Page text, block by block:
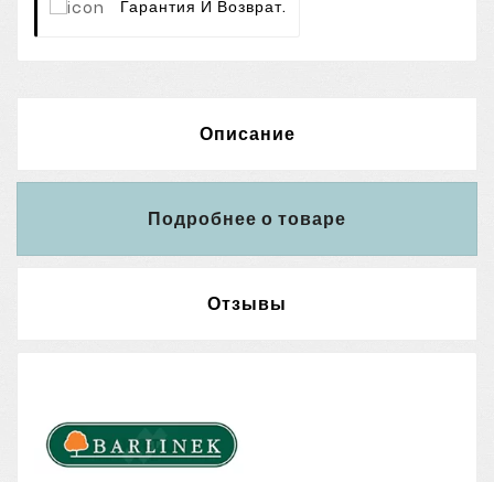
Гарантия И Возврат.
Описание
Подробнее о товаре
Отзывы